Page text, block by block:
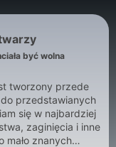
być wolna
tworzony przede
przedstawianych
się w najbardziej
zaginięcia i inne
mało znanych